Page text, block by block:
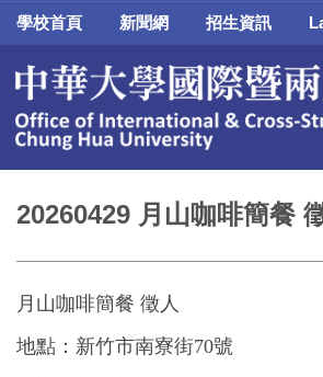
跳
要
容
學校首頁 新聞網 招生資訊
20260429 月山咖啡簡餐
月山咖啡簡餐 徵人
地點：新竹市南寮街70號